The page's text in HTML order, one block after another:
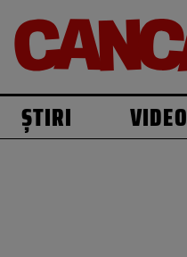
ȘTIRI VIDEO